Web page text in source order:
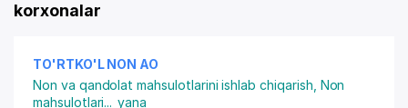
korxonalar
TO'RTKO'L NON АО
Non va qandolat mahsulotlarini ishlab chiqarish Non
mahsulotlari... yana